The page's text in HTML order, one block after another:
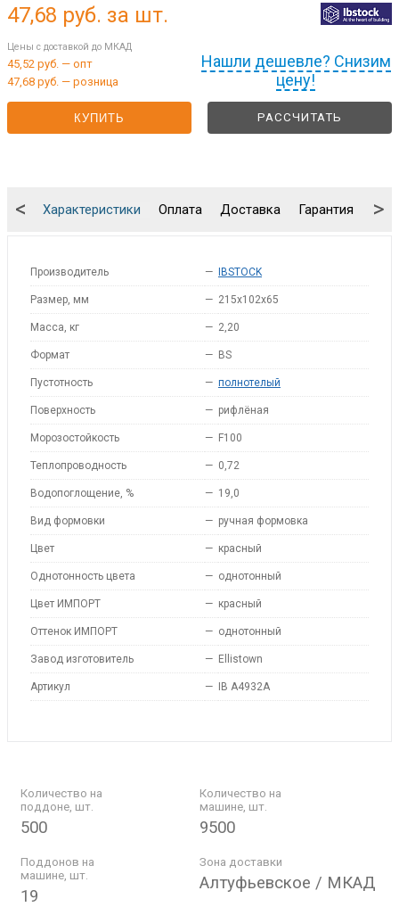
Нашли дешевле? Снизим
цену!
47,68 руб. за шт.
Цены с доставкой до МКАД
45,52 руб. — опт
47,68 руб. — розница
КУПИТЬ РАССЧИТАТЬ
Характеристики Оплата Доставка Гарантия
< >
Производитель — IBSTOCK
Размер, мм — 215x102x65
Масса, кг — 2,20
Формат — BS
Пустотность — полнотелый
Поверхность — рифлёная
Морозостойкость — F100
Теплопроводность — 0,72
Водопоглощение, % — 19,0
Вид формовки — ручная формовка
Цвет — красный
Однотонность цвета — однотонный
Цвет ИМПОРТ — красный
Оттенок ИМПОРТ — однотонный
Завод изготовитель — Ellistown
Артикул — IB A4932A
Количество на
поддоне, шт.
500
Количество на
машине, шт.
9500
Поддонов на
машине, шт.
19
Зона доставки
Алтуфьевское / МКАД